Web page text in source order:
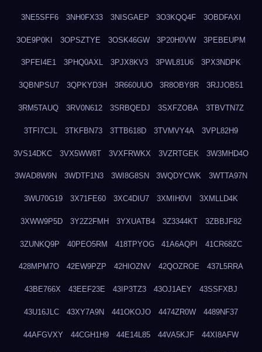
3NE5SFF6 3NH0FX33 3NISGAEP 3O3KQQ4F 3OBDFAXI
3OE9P0KI 3OPSZTYE 3OSK46GW 3P20H0VW 3PEBEUPM
3PFEI4E1 3PHQ0AXL 3PJX8KV3 3PWL81U6 3PX3NDPK
3QBNPSU7 3QPKYD3H 3R660UUO 3R8OBY8R 3RJJOB51
3RM5TAUQ 3RV0N612 3SRBQEDJ 3SXFZOBA 3TBVTN7Z
3TFI7CJL 3TKFBN73 3TTB618D 3TVMVY4A 3VPL82H9
3VS14DKC 3VX5WW8T 3VXFRWKX 3VZRTGEK 3W3MHD4O
3WAD8W9N 3WDTF1N3 3WI8G8SN 3WQDYCWK 3WTTA97N
3WU70G19 3X71FE60 3XC4DIU7 3XMIH0VI 3XMLLD4K
3XWW9P5D 3Y2Z2FMH 3YXUATB4 3Z3344KT 3ZBBJF82
3ZUNKQ9P 40PEO5RM 418TPYOG 41A6AQPI 41CR68ZC
428MPM7O 42EW9PZP 42HIOZNV 42QOZROE 437L5RRA
43BE766X 43EEF23E 43IP3TZ3 43OJ1AEY 43SSFXBJ
43U16JLC 43XY7A9N 441OKOJO 4474ZR0W 4489NF37
44AFGVXY 44CGH1H9 44E14L85 44VA5KJF 44XI8AFW